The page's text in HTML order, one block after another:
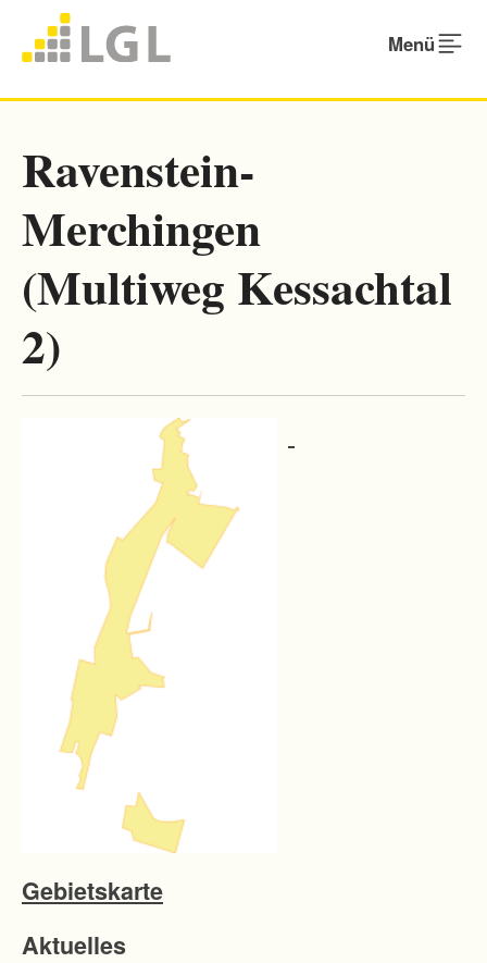
Menü
Ravenstein-
Merchingen
(Multiweg Kessachtal
2)
Gebietskarte
Aktuelles